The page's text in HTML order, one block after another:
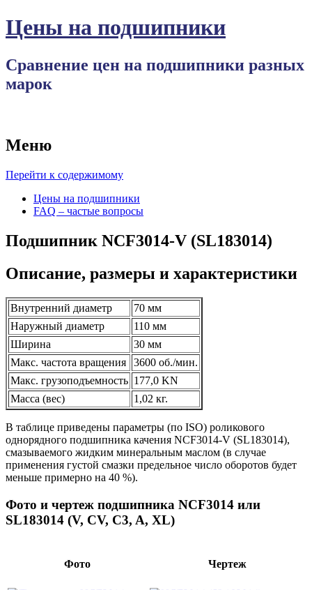
Цены на подшипники
Сравнение цен на подшипники разных
марок
Меню
Перейти к содержимому
Цены на подшипники
FAQ – частые вопросы
Подшипник NCF3014-V (SL183014)
Описание, размеры и характеристики
Внутренний диаметр
70 мм
Наружный диаметр
110 мм
Ширина
30 мм
Макс. частота вращения
3600 об./мин.
Макс. грузоподъемность 177,0 KN
Масса (вес)
1,02 кг.
В таблице приведены параметры (по ISO) роликового
однорядного подшипника качения NCF3014-V (SL183014),
смазываемого жидким минеральным маслом (в случае
применения густой смазки предельное число оборотов будет
меньше примерно на 40 %).
Фото и чертеж подшипника NCF3014 или
SL183014 (V, CV, C3, A, XL)
Фото Чертеж